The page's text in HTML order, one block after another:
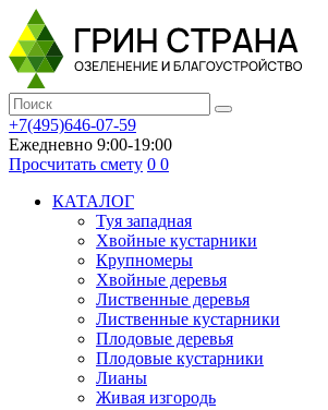
+7(495)646-07-59
Ежедневно 9:00-19:00
Просчитать смету 0 0
КАТАЛОГ
Туя западная
Хвойные кустарники
Крупномеры
Хвойные деревья
Лиственные деревья
Лиственные кустарники
Плодовые деревья
Плодовые кустарники
Лианы
Живая изгородь